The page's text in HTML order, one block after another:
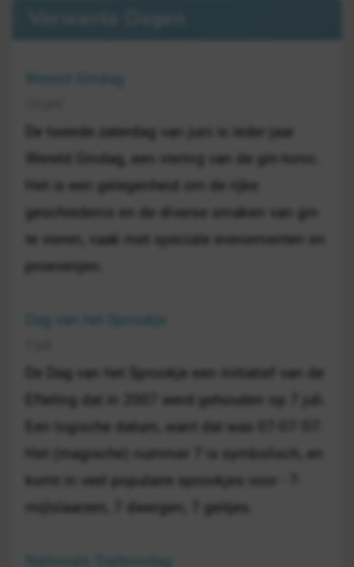
Wereld Gindag
De tweede zaterdag van juni is ieder jaar
Wereld Gindag, een viering van de gin-tonic.
Het is een gelegenheid om de rijke
geschiedenis en de diverse smaken van gin
te vieren, vaak met speciale evenementen en
proeverijen.
Dag van het Sprookje
De Dag van het Sprookje een initiatief van de
Efteling dat in 2007 werd gehouden op 7 juli.
Een logische datum, want dat was 07-07-'07.
Het (magische) nummer 7 is symbolisch, en
komt in veel populaire sprookjes voor - 7-
mijlslaarzen, 7 dwergen, 7 geitjes.
Nationale Toplessdag